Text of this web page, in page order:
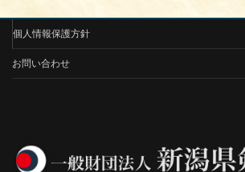
個人情報保護方針
お問い合わせ